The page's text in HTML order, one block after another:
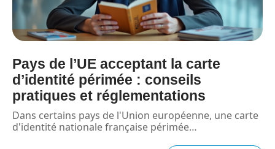
Pays de l’UE acceptant la carte
d’identité périmée : conseils
pratiques et réglementations
Dans certains pays de l'Union européenne, une carte
d'identité nationale française périmée…